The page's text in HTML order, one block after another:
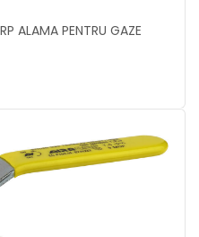
ALAMA PENTRU GAZE